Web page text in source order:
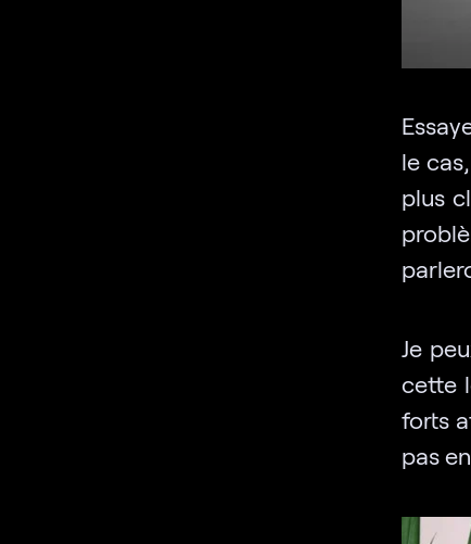
le
plus
Je
cette
forts
pas